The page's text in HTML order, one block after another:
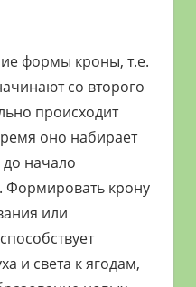
формы кроны, т.е.
со второго
происходит
оно набирает
до начало
Формировать крону
или
и света к ягодам,